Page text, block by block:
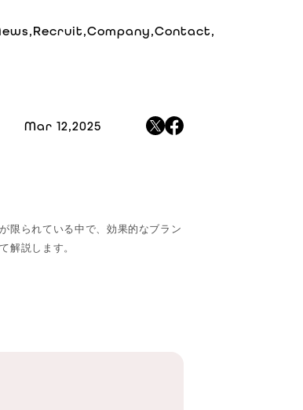
Recruit,Company,Contact,
Mar 12,2025
限られている中で、効果的なブラン
解説します。